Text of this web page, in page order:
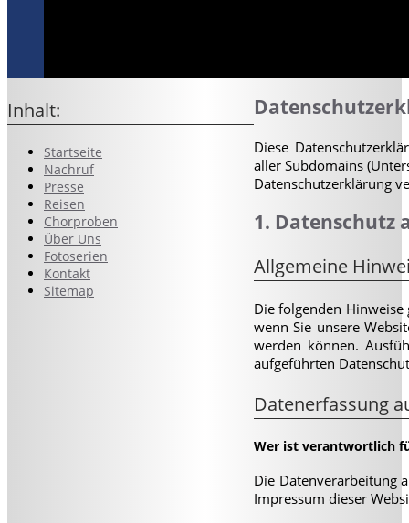
Inhalt:
Startseite
Nachruf
Presse
Reisen
Chorproben
Über Uns
Fotoserien
Kontakt
Sitemap
Diese
aller Subdomains
Datenschutzerklärung
1. Datenschutz
Allgemeine
Die folgenden
wenn Sie unsere
werden können.
aufgeführten
Datenerfassung
Wer ist verantwortlich
Die Datenverarbeitung
Impressum dieser